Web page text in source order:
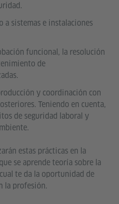
a sistemas e instalaciones
funcional, la resolución
de
y coordinación con
Teniendo en cuenta,
de seguridad laboral y
estas prácticas en la
se aprende teoría sobre la
te da la oportunidad de
la profesión.